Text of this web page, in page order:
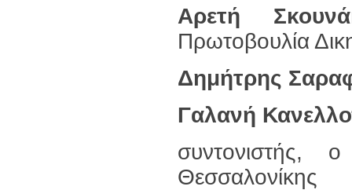
Αρετή
Πρωτοβουλία
Δημήτρης
Γαλανή
συντονιστής,
Θεσσαλονίκης